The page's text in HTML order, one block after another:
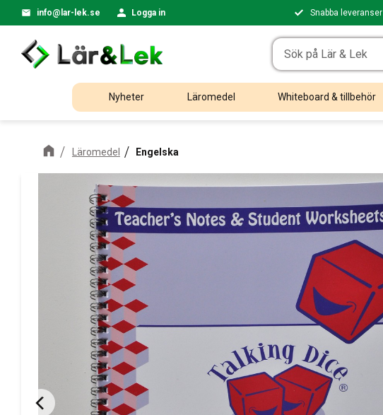
info@lar-lek.se Logga in Snabba leveranser
Nyheter Läromedel Whiteboard & tillbehör
Läromedel Engelska